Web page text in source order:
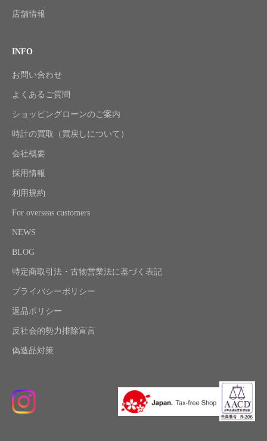
店舗情報
INFO
お問い合わせ
よくあるご質問
ショッピングローンのご案内
時計の買取（買戻しについて）
会社概要
採用情報
利用規約
For overseas customers
NEWS
BLOG
特定商取引法・古物営業法に基づく表記
プライバシーポリシー
返品ポリシー
反社会的勢力排除宣言
偽造品対策